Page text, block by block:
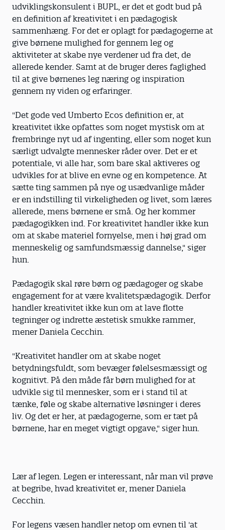
udviklingskonsulent i BUPL, er det et godt bud på
en definition af kreativitet i en pædagogisk
sammenhæng. For det er oplagt for pædagogerne at
give børnene mulighed for gennem leg og
aktiviteter at skabe nye verdener ud fra det, de
allerede kender. Samt at de bruger deres faglighed
til at give børnenes leg næring og inspiration
gennem ny viden og erfaringer.
"Det gode ved Umberto Ecos definition er, at
kreativitet ikke opfattes som noget mystisk om at
frembringe nyt ud af ingenting, eller som noget kun
særligt udvalgte mennesker råder over. Det er et
potentiale, vi alle har, som bare skal aktiveres og
udvikles for at blive en evne og en kompetence. At
sætte ting sammen på nye og usædvanlige måder
er en indstilling til virkeligheden og livet, som læres
allerede, mens børnene er små. Og her kommer
pædagogikken ind. For kreativitet handler ikke kun
om at skabe materiel fornyelse, men i høj grad om
menneskelig og samfundsmæssig dannelse," siger
hun.
Pædagogik skal røre børn og pædagoger og skabe
engagement for at være kvalitetspædagogik. Derfor
handler kreativitet ikke kun om at lave flotte
tegninger og indrette æstetisk smukke rammer,
mener Daniela Cecchin.
"Kreativitet handler om at skabe noget
betydningsfuldt, som bevæger følelsesmæssigt og
kognitivt. På den måde får børn mulighed for at
udvikle sig til mennesker, som er i stand til at
tænke, føle og skabe alternative løsninger i deres
liv. Og det er her, at pædagogerne, som er tæt på
børnene, har en meget vigtigt opgave," siger hun.
Lær af legen. Legen er interessant, når man vil prøve
at begribe, hvad kreativitet er, mener Daniela
Cecchin.
For legens væsen handler netop om evnen til 'at